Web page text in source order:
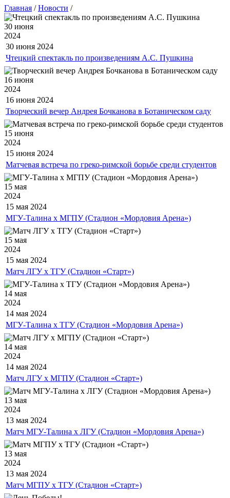
Главная /Новости /
30 июня
2024
30 июня 2024
Чтецкий спектакль по произведениям А.С. Пушкина
16 июня
2024
16 июня 2024
Творческий вечер Андрея Бочканова в Ботаническом саду
15 июня
2024
15 июня 2024
Матчевая встреча по греко-римской борьбе среди студентов
15 мая
2024
15 мая 2024
МГУ-Талина х МГПУ (Стадион «Мордовия Арена»)
15 мая
2024
15 мая 2024
Матч ЛГУ х ТГУ (Стадион «Старт»)
14 мая
2024
14 мая 2024
МГУ-Талина х ТГУ (Стадион «Мордовия Арена»)
14 мая
2024
14 мая 2024
Матч ЛГУ х МГПУ (Стадион «Старт»)
13 мая
2024
13 мая 2024
Матч МГУ-Талина х ЛГУ (Стадион «Мордовия Арена»)
13 мая
2024
13 мая 2024
Матч МГПУ х ТГУ (Стадион «Старт»)